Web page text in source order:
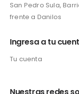
San Pedro Sula,
frente a Danilos
Ingresa a tu
Tu cuenta